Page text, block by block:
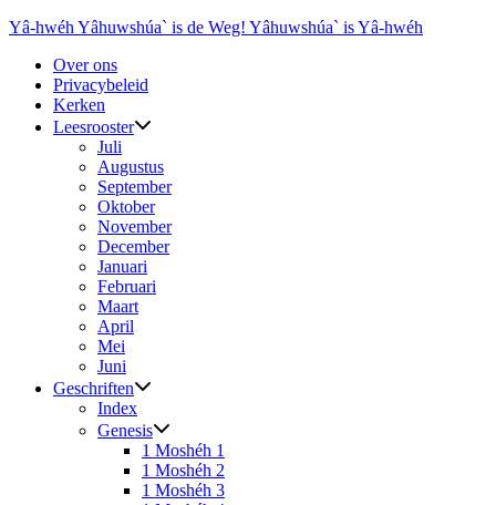
Ga
inhoud
Yâ-hwéh Yâhuwshúa` is de Weg! Yâhuwshúa` is Yâ-hwéh
Over ons
Privacybeleid
Kerken
Leesrooster
Juli
Augustus
September
Oktober
November
December
Januari
Februari
Maart
April
Mei
Juni
Geschriften
Index
Genesis
1 Moshéh 1
1 Moshéh 2
1 Moshéh 3